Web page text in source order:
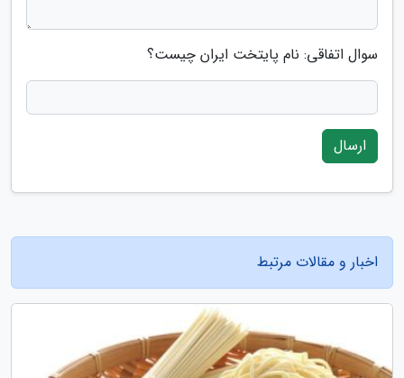
سوال اتفاقی: نام پایتخت ایران چیست؟
ارسال
اخبار و مقالات مرتبط